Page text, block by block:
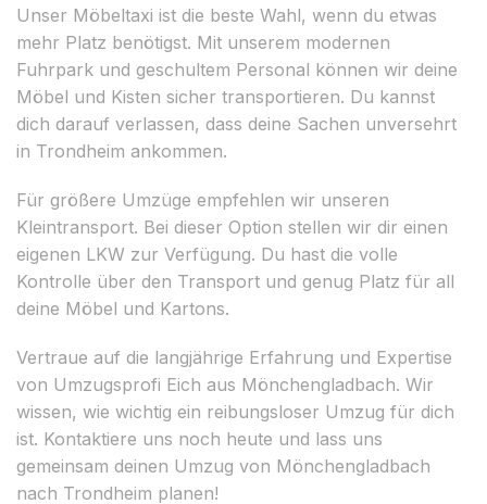
Unser Möbeltaxi ist die beste Wahl, wenn du etwas
mehr Platz benötigst. Mit unserem modernen
Fuhrpark und geschultem Personal können wir deine
Möbel und Kisten sicher transportieren. Du kannst
dich darauf verlassen, dass deine Sachen unversehrt
in Trondheim ankommen.
Für größere Umzüge empfehlen wir unseren
Kleintransport. Bei dieser Option stellen wir dir einen
eigenen LKW zur Verfügung. Du hast die volle
Kontrolle über den Transport und genug Platz für all
deine Möbel und Kartons.
Vertraue auf die langjährige Erfahrung und Expertise
von Umzugsprofi Eich aus Mönchengladbach. Wir
wissen, wie wichtig ein reibungsloser Umzug für dich
ist. Kontaktiere uns noch heute und lass uns
gemeinsam deinen Umzug von Mönchengladbach
nach Trondheim planen!